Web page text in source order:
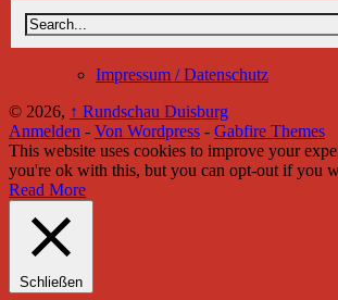
Impressum / Datenschutz
© 2026, ↑ Rundschau Duisburg
Anmelden - Von Wordpress - Gabfire Themes
This website uses cookies to improve your
you're ok with this, but you can opt-out if you
Read More
Schließen